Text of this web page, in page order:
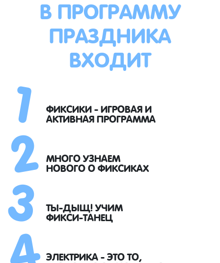
В ПРОГРАММУ
ПРАЗДНИКА
ВХОДИТ
ФИКСИКИ - ИГРОВАЯ И
АКТИВНАЯ ПРОГРАММА
МНОГО УЗНАЕМ
НОВОГО О ФИКСИКАХ
ТЫ-ДЫЩ! УЧИМ
ФИКСИ-ТАНЕЦ
ЭЛЕКТРИКА - ЭТО ТО,